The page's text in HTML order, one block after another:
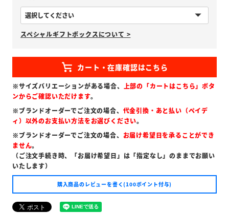
必
須
)
スペシャルギフトボックスについて >
※サイズバリエーションがある場合、 上部の「カートはこちら」ボタ
ンからご確認いただけます。
※ブランドオーダーでご注文の場合、 代金引換・あと払い（ペイデ
ィ）以外のお支払い方法をお選びください。
※ブランドオーダーでご注文の場合、 お届け希望日を承ることができ
ません。
（ご注文手続き時、「お届け希望日」は「指定なし」のままでお願い
いたします）
購入商品のレビューを書く(100ポイント付与)